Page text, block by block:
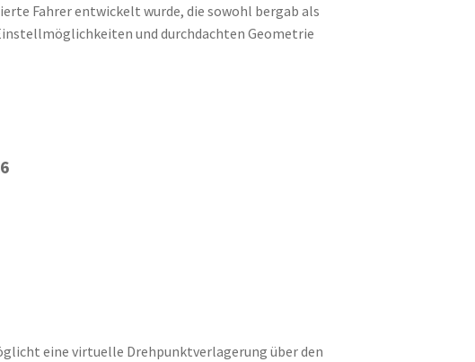
Fahrer entwickelt wurde, die sowohl bergab als
und durchdachten Geometrie
eine virtuelle Drehpunktverlagerung über den